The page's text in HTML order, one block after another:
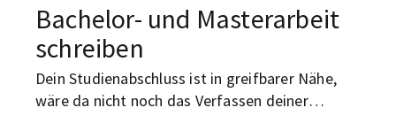
Bachelor- und Masterarbeit
schreiben
Dein Studienabschluss ist in greifbarer Nähe,
wäre da nicht noch das Verfassen deiner